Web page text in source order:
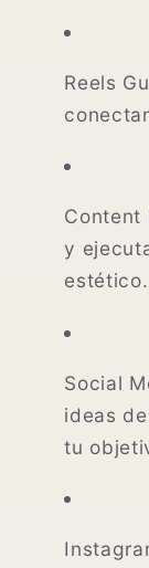
Reels
Content
y
estético.
Social
ideas
tu